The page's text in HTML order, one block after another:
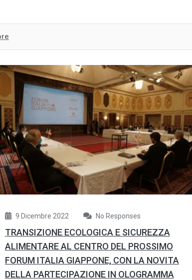
9 Dicembre 2022 No Responses
TRANSIZIONE ECOLOGICA E SICUREZZA
ALIMENTARE AL CENTRO DEL PROSSIMO
FORUM ITALIA GIAPPONE, CON LA NOVITA
DELLA PARTECIPAZIONE IN OLOGRAMMA